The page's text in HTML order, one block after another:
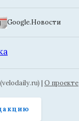
Google.Новости
| О проекте